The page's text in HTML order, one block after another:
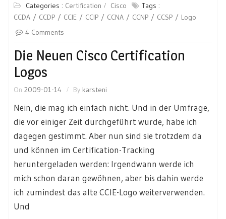
Categories : Certification Cisco
Tags :
CCDA
CCDP CCIE CCIP CCNA CCNP CCSP
Logo
4 Comments
Die Neuen Cisco Certification
Logos
On 2009-01-14 By karsteni
Nein, die mag ich einfach nicht. Und in der Umfrage,
die vor einiger Zeit durchgeführt wurde, habe ich
dagegen gestimmt. Aber nun sind sie trotzdem da
und können im Certification-Tracking
heruntergeladen werden: Irgendwann werde ich
mich schon daran gewöhnen, aber bis dahin werde
ich zumindest das alte CCIE-Logo weiterverwenden.
Und